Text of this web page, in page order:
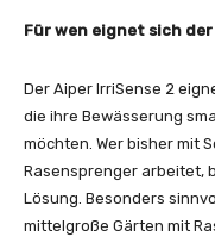
Für wen eignet sich
Der Aiper IrriSense 2
die ihre Bewässerung
möchten. Wer bisher mit
Rasensprenger arbeitet,
Lösung. Besonders
mittelgroße Gärten mit